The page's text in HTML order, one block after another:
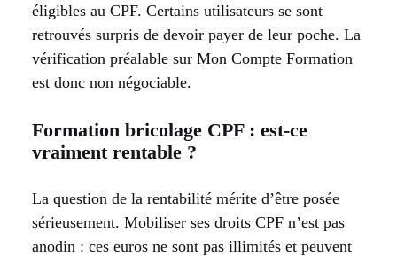
éligibles au CPF. Certains utilisateurs se sont
retrouvés surpris de devoir payer de leur poche. La
vérification préalable sur Mon Compte Formation
est donc non négociable.
Formation bricolage CPF : est-ce
vraiment rentable ?
La question de la rentabilité mérite d’être posée
sérieusement. Mobiliser ses droits CPF n’est pas
anodin : ces euros ne sont pas illimités et peuvent